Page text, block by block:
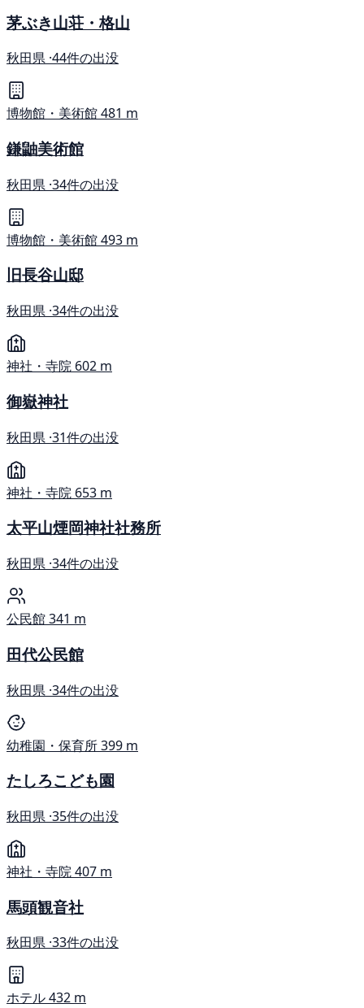
茅ぶき山荘・格山
秋田県 ·44件の出没
博物館・美術館481 m
鎌鼬美術館
秋田県 ·34件の出没
博物館・美術館493 m
旧長谷山邸
秋田県 ·34件の出没
神社・寺院 602 m
御嶽神社
秋田県 ·31件の出没
神社・寺院 653 m
太平山煙岡神社社務所
秋田県 ·34件の出没
公民館341 m
田代公民館
秋田県 ·34件の出没
幼稚園・保育所399 m
たしろこども園
秋田県 ·35件の出没
神社・寺院407 m
馬頭観音社
秋田県 ·33件の出没
ホテル432 m